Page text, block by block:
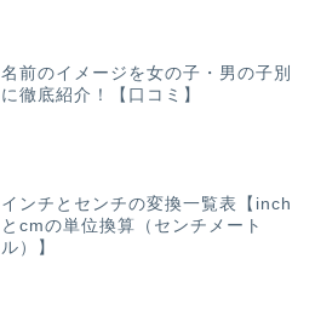
名前のイメージを女の子・男の子別
に徹底紹介！【口コミ】
インチとセンチの変換一覧表【inch
とcmの単位換算（センチメート
ル）】